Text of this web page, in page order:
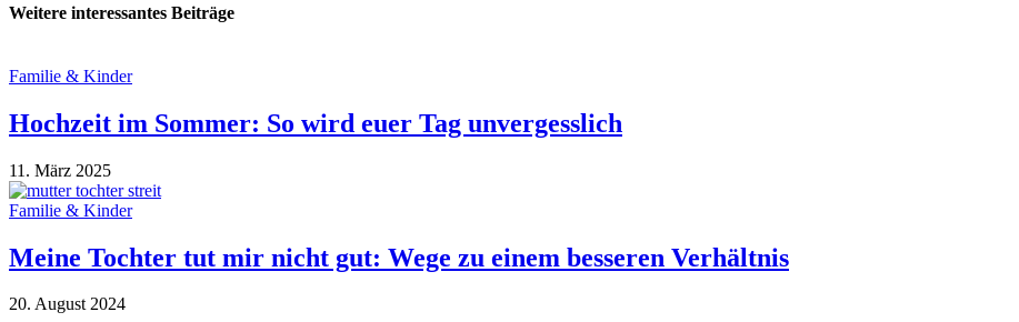
Weitere interessantes Beiträge
Familie & Kinder
Hochzeit im Sommer: So wird euer Tag unvergesslich
11. März 2025
Familie & Kinder
Meine Tochter tut mir nicht gut: Wege zu einem besseren Verhältnis
20. August 2024